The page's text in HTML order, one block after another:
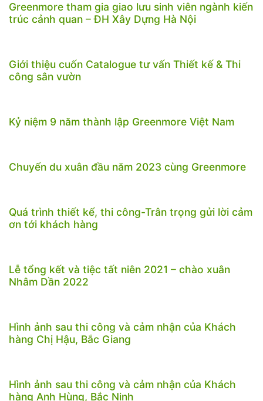
Greenmore tham gia giao lưu sinh viên ngành kiến
trúc cảnh quan – ĐH Xây Dựng Hà Nội
Giới thiệu cuốn Catalogue tư vấn Thiết kế & Thi
công sân vườn
Kỷ niệm 9 năm thành lập Greenmore Việt Nam
Chuyến du xuân đầu năm 2023 cùng Greenmore
Quá trình thiết kế, thi công-Trân trọng gửi lời cảm
ơn tới khách hàng
Lễ tổng kết và tiệc tất niên 2021 – chào xuân
Nhâm Dần 2022
Hình ảnh sau thi công và cảm nhận của Khách
hàng Chị Hậu, Bắc Giang
Hình ảnh sau thi công và cảm nhận của Khách
hàng Anh Hùng, Bắc Ninh